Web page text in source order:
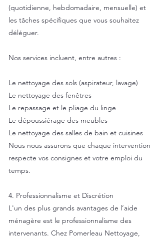
(quotidienne, hebdomadaire, mensuelle) et
les tâches spécifiques que vous souhaitez
déléguer.
Nos services incluent, entre autres :
Le nettoyage des sols (aspirateur, lavage)
Le nettoyage des fenêtres
Le repassage et le pliage du linge
Le dépoussiérage des meubles
Le nettoyage des salles de bain et cuisines
Nous nous assurons que chaque intervention
respecte vos consignes et votre emploi du
temps.
4. Professionnalisme et Discrétion
L'un des plus grands avantages de l’aide
ménagère est le professionnalisme des
intervenants. Chez Pomerleau Nettoyage,